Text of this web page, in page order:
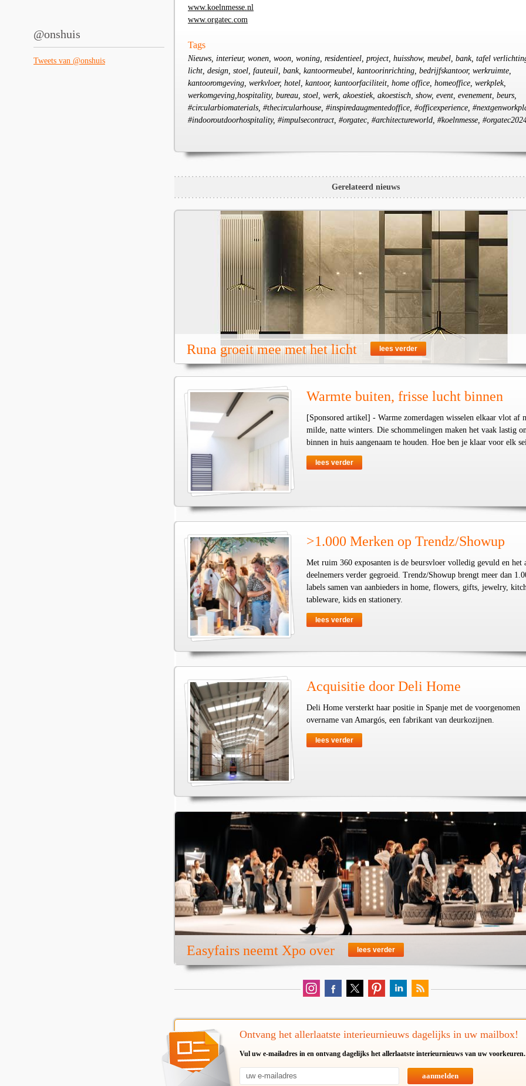
@onshuis
Tweets van @onshuis
www.koelnmesse.nl
www.orgatec.com
Tags
Nieuws, interieur, wonen, woon, woning, residentieel, project, huisshow, meubel, bank, tafel
licht, design, stoel, fauteuil, bank, kantoormeubel, kantoorinrichting, bedrijfskantoor, werkruimte,
kantooromgeving, werkvloer, hotel, kantoor, kantoorfaciliteit, home office, homeoffice, werkplek,
werkomgeving,hospitality, bureau, stoel, werk, akoestiek, akoestisch, show, event, evenement, beurs,
#circularbiomaterials, #thecircularhouse, #inspiredaugmentedoffice, #officexperience,
#indooroutdoorhospitality, #impulsecontract, #orgatec, #architectureworld, #koelnmesse,
Gerelateerd nieuws
Runa groeit mee met het licht lees verder
Warmte buiten, frisse lucht binnen
[Sponsored artikel] - Warme zomerdagen wisselen elkaar vlot af
milde, natte winters. Die schommelingen maken het vaak lastig
binnen in huis aangenaam te houden. Hoe ben je klaar voor elk
lees verder
>1.000 Merken op Trendz/Showup
Met ruim 360 exposanten is de beursvloer volledig gevuld en het
deelnemers verder gegroeid. Trendz/Showup brengt meer dan
labels samen van aanbieders in home, flowers, gifts, jewelry,
tableware, kids en stationery.
lees verder
Acquisitie door Deli Home
Deli Home versterkt haar positie in Spanje met de voorgenomen
overname van Amargós, een fabrikant van deurkozijnen.
lees verder
Easyfairs neemt Xpo over lees verder
Ontvang het allerlaatste interieurnieuws dagelijks in uw mailbox!
Vul uw e-mailadres in en ontvang dagelijks het allerlaatste interieurnieuws van uw voorkeuren.
aanmelden